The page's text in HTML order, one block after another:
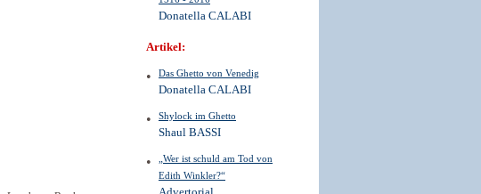
Donatella CALABI
Artikel:
Das Ghetto von Venedig
Donatella CALABI
Shylock im Ghetto
Shaul BASSI
„Wer ist schuld am Tod von
Edith Winkler?“